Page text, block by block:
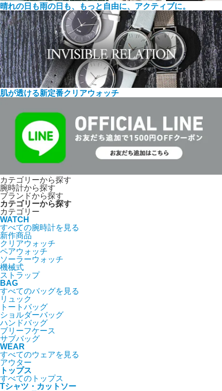
晴れの日も雨の日も、もっと自由に、アクティブに。
肌が透ける新定番クリアウォッチ
カテゴリーから探す
腕時計から探す
ブランドから探す
カテゴリーから探す
カテゴリー
WATCH
すべての腕時計を見る
新作商品
クリアウォッチ
ペアウォッチ
ソーラーウォッチ
機械式
ストラップ
BAG
すべてのバッグを見る
リュック
トートバッグ
ショルダーバッグ
ハンドバッグ
ブリーフケース
サブバッグ
WEAR
すべてのウェアを見る
アウター
トップス
すべてのトップス
Tシャツ・カットソー